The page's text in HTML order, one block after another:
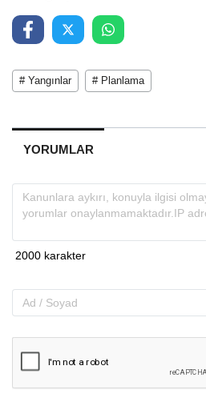
# Yangınlar # Planlama
YORUMLAR